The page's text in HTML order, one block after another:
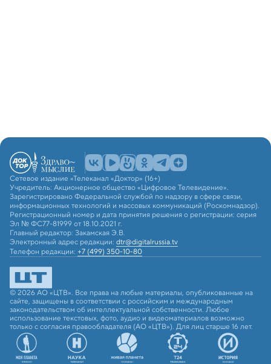
Сетевое издание «Телеканал «Доктор» (16+)
Учредитель: Акционерное общество «Цифровое Телевидение».
Зарегистрировано Федеральной службой по надзору в сфере связи,
информационных технологий и массовых коммуникаций (Роскомнадзор).
Регистрационный номер и дата принятия решения о регистрации: серия
Эл № ФС77-81999 от 18.10.2021 г.
Главный редактор: Закамская Э.В.
Электронный адрес редакции: dtr@digitalrussia.tv
Телефон редакции: +7 (499) 350-10-80
© 2026 АО «ЦТВ». Все права на любые материалы, опубликованные на
сайте, защищены в соответствии с российским и международным
законодательством об интеллектуальной собственности. Любое
использование текстовых, фото, аудио и видеоматериалов возможно
только с согласия правообладателя (АО «ЦТВ»). Для лиц старше 16 лет.